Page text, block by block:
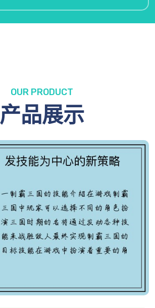
OUR PRODUCT
产品展示